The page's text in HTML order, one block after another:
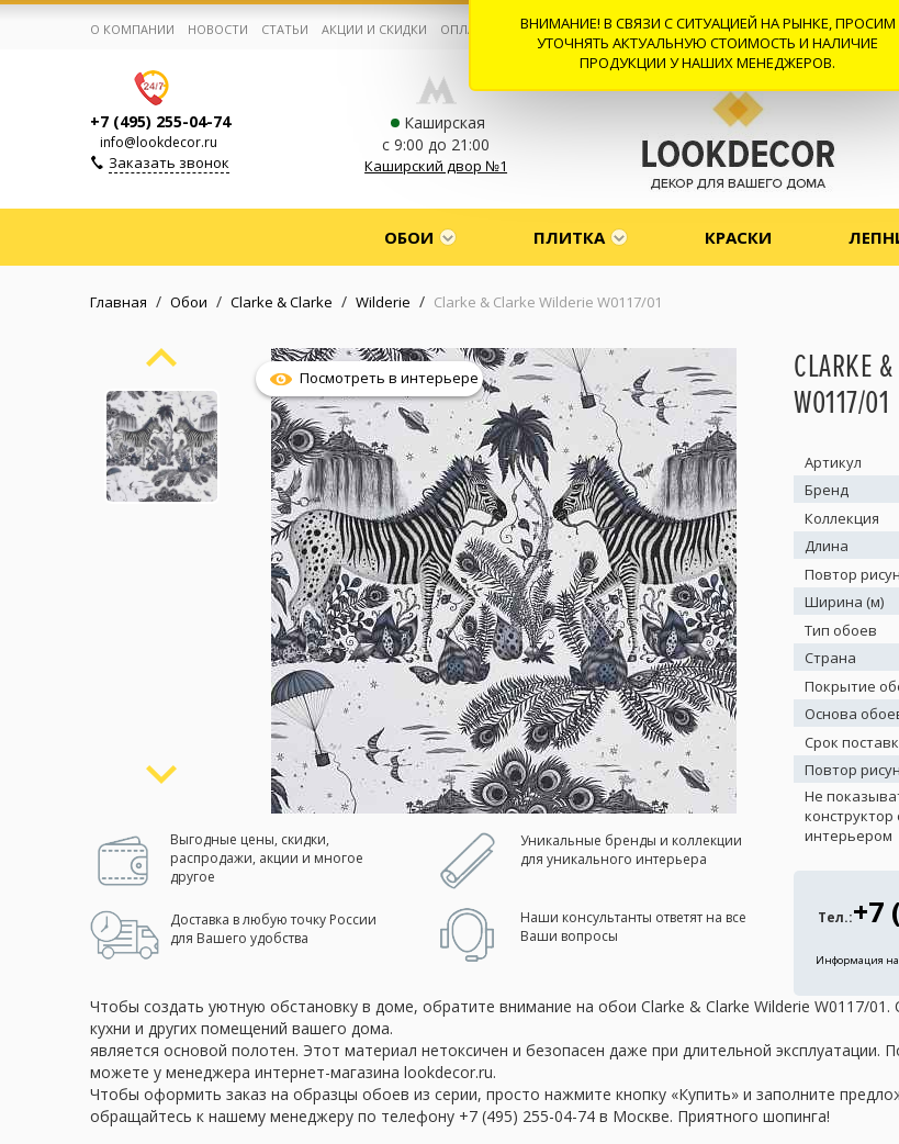
Корзина:0
Избранное:0 товаров
Каталог
Компания
Личный кабинет
(сменить город)
Заказать обратный звонок
О КОМПАНИИ НОВОСТИ СТАТЬИ АКЦИИ И СКИДКИ ОПЛАТА И ДОСТАВКА СОТРУДНИЧЕСТВО КОНТАКТЫ ОТЗЫВЫ
+7 (495) 255-04-74
info@lookdecor.ru
Заказать звонок
Каширская
с 9:00 до 21:00
Каширский двор №1
ОБОИ ПЛИТКА КРАСКИ
Главная / Обои / Clarke & Clarke / Wilderie / Clarke & Clarke Wilderie W0117/01
Посмотреть в интерьере
Выгодные цены, скидки,
распродажи, акции и многое
другое
Уникальные бренды и коллекции
для уникального интерьера
Доставка в любую точку России
для Вашего удобства
Наши консультанты ответят на все
Ваши вопросы
CLARKE
W0117/01
Артикул
Бренд
Коллекция
Длина
Повтор
Ширина (м)
Тип обоев
Страна
Покрытие
Основа
Срок
Повтор
Не
конструктор
интерьером
Тел.:+7
Информация на
Чтобы создать уютную обстановку в доме, обратите внимание на обои Clarke & Clarke Wilderie W0117/
кухни и других помещений вашего дома.
является основой полотен. Этот материал нетоксичен и безопасен даже при длительной
можете у менеджера интернет-магазина lookdecor.ru.
Чтобы оформить заказ на образцы обоев из серии, просто нажмите кнопку «Купить» и заполните
обращайтесь к нашему менеджеру по телефону +7 (495) 255-04-74 в Москве. Приятного шопинга!
ВНИМАНИЕ! В СВЯЗИ С СИТУАЦИЕЙ НА РЫНКЕ, ПРОСИМ
УТОЧНЯТЬ АКТУАЛЬНУЮ СТОИМОСТЬ И НАЛИЧИЕ
ПРОДУКЦИИ У НАШИХ МЕНЕДЖЕРОВ.